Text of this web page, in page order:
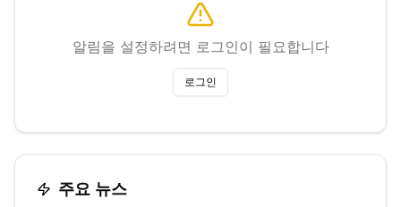
알림을 설정하려면 로그인이 필요합니다
로그인
주요 뉴스